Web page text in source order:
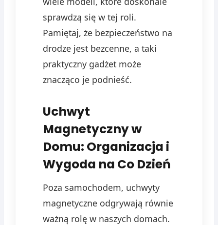
sprawdzą się w tej roli.
Pamiętaj, że bezpieczeństwo na
drodze jest bezcenne, a taki
praktyczny gadżet może
znacząco je podnieść.
Uchwyt
Magnetyczny w
Domu: Organizacja i
Wygoda na Co Dzień
Poza samochodem, uchwyty
magnetyczne odgrywają równie
ważną rolę w naszych domach.